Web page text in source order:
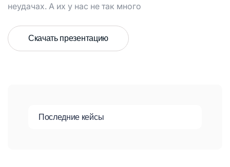
неудачах. А их у нас не так много
Скачать презентацию
Последние кейсы